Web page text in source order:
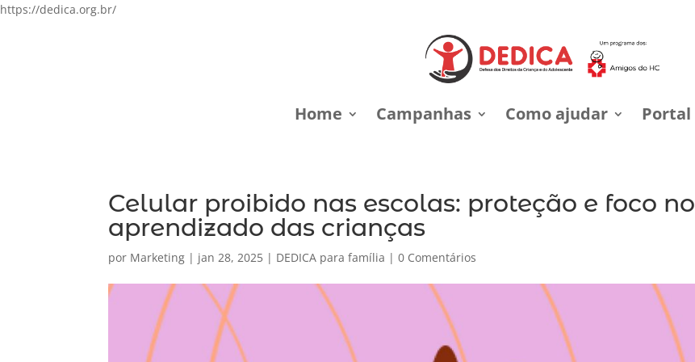
https://dedica.org.br/
Home Campanhas Como ajudar Portal
Celular proibido nas escolas: proteção e foco no
aprendizado das crianças
por Marketing | jan 28, 2025 | DEDICA para família |0 Comentários